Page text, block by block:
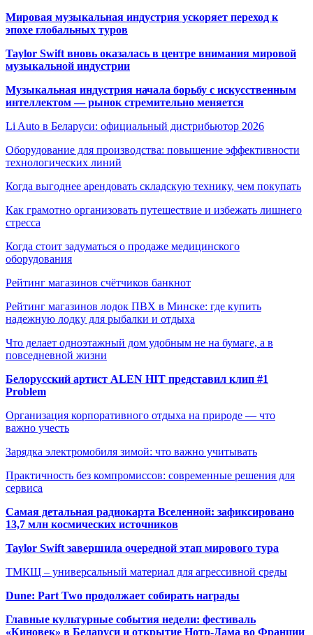
Мировая музыкальная индустрия ускоряет переход к
эпохе глобальных туров
Taylor Swift вновь оказалась в центре внимания мировой
музыкальной индустрии
Музыкальная индустрия начала борьбу с искусственным
интеллектом — рынок стремительно меняется
Li Auto в Беларуси: официальный дистрибьютор 2026
Оборудование для производства: повышение эффективности
технологических линий
Когда выгоднее арендовать складскую технику, чем покупать
Как грамотно организовать путешествие и избежать лишнего
стресса
Когда стоит задуматься о продаже медицинского
оборудования
Рейтинг магазинов счётчиков банкнот
Рейтинг магазинов лодок ПВХ в Минске: где купить
надежную лодку для рыбалки и отдыха
Что делает одноэтажный дом удобным не на бумаге, а в
повседневной жизни
Белорусский артист ALEN HIT представил клип #1
Problem
Организация корпоративного отдыха на природе — что
важно учесть
Зарядка электромобиля зимой: что важно учитывать
Практичность без компромиссов: современные решения для
сервиса
Самая детальная радиокарта Вселенной: зафиксировано
13,7 млн космических источников
Taylor Swift завершила очередной этап мирового тура
ТМКЩ – универсальный материал для агрессивной среды
Dune: Part Two продолжает собирать награды
Главные культурные события недели: фестиваль
«Киновек» в Беларуси и открытие Нотр-Дама во Франции